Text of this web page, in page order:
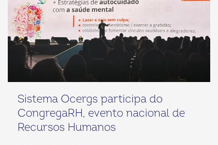
Sistema Ocergs participa do
CongregaRH, evento nacional de
Recursos Humanos